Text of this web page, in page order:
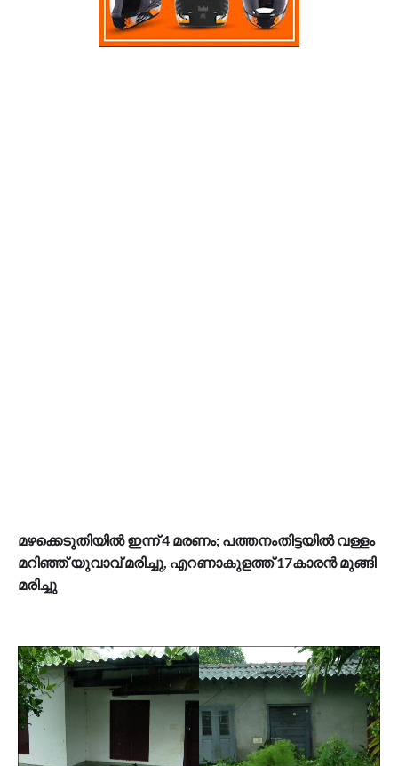
മഴക്കെടുതിയിൽ ഇന്ന് 4 മരണം; പത്തനംതിട്ടയിൽ വള്ളം
മറിഞ്ഞ് യുവാവ് മരിച്ചു, എറണാകുളത്ത് 17കാരൻ മുങ്ങി
മരിച്ചു